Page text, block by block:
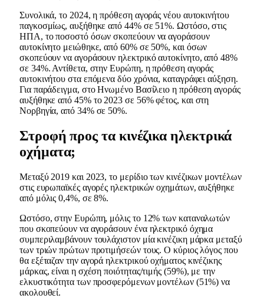
Συνολικά, το 2024, η πρόθεση αγοράς νέου αυτοκινήτου
παγκοσμίως, αυξήθηκε από 44% σε 51%. Ωστόσο, στις
ΗΠΑ, το ποσοστό όσων σκοπεύουν να αγοράσουν
αυτοκίνητο μειώθηκε, από 60% σε 50%, και όσων
σκοπεύουν να αγοράσουν ηλεκτρικό αυτοκίνητο, από 48%
σε 34%. Αντίθετα, στην Ευρώπη, η πρόθεση αγοράς
αυτοκινήτου στα επόμενα δύο χρόνια, καταγράφει αύξηση.
Για παράδειγμα, στο Ηνωμένο Βασίλειο η πρόθεση αγοράς
αυξήθηκε από 45% το 2023 σε 56% φέτος, και στη
Νορβηγία, από 34% σε 50%.
Στροφή προς τα κινέζικα ηλεκτρικά
οχήματα;
Μεταξύ 2019 και 2023, το μερίδιο των κινέζικων μοντέλων
στις ευρωπαϊκές αγορές ηλεκτρικών οχημάτων, αυξήθηκε
από μόλις 0,4%, σε 8%.
Ωστόσο, στην Ευρώπη, μόλις το 12% των καταναλωτών
που σκοπεύουν να αγοράσουν ένα ηλεκτρικό όχημα
συμπεριλαμβάνουν τουλάχιστον μία κινέζικη μάρκα μεταξύ
των τριών πρώτων προτιμήσεών τους. Ο κύριος λόγος που
θα εξέταζαν την αγορά ηλεκτρικού οχήματος κινέζικης
μάρκας, είναι η σχέση ποιότητας/τιμής (59%), με την
ελκυστικότητα των προσφερόμενων μοντέλων (51%) να
ακολουθεί.